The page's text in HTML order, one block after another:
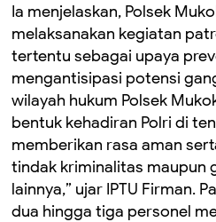
Ia menjelaskan, Polsek
melaksanakan kegiatan
tertentu sebagai upaya
mengantisipasi potensi
wilayah hukum Polsek
bentuk kehadiran Polri di
memberikan rasa aman
tindak kriminalitas maupun
lainnya,” ujar IPTU Firman.
dua hingga tiga personel